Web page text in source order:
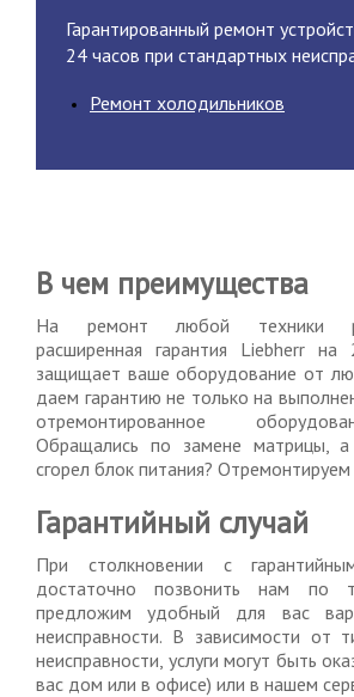
Гарантированный ремонт
24 часов при стандартных
Ремонт холодильников
В чем преимущества
На ремонт любой техники
расширенная гарантия Liebherr на
защищает ваше оборудование от
даем гарантию не только на
отремонтированное
Обращались по замене матрицы,
сгорел блок питания? Отремонтируем
Гарантийный случай
При столкновении с
достаточно позвонить нам по
предложим удобный для вас
неисправности. В зависимости от
неисправности, услуги могут быть
вас дом или в офисе) или в нашем